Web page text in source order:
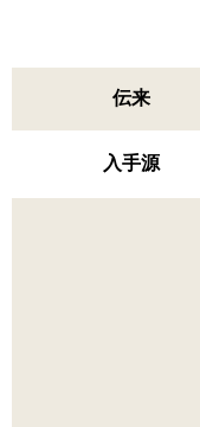
伝来
入手源